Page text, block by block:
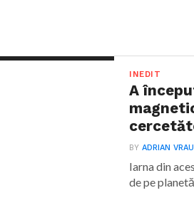
INEDIT
A
BYADRIAN
Iarna din
de pe